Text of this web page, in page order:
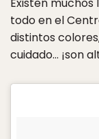
Existen
todo en el
distintos
cuidado… ¡son